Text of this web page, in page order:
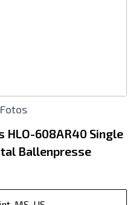
HLO-608AR40 Single
Ballenpresse